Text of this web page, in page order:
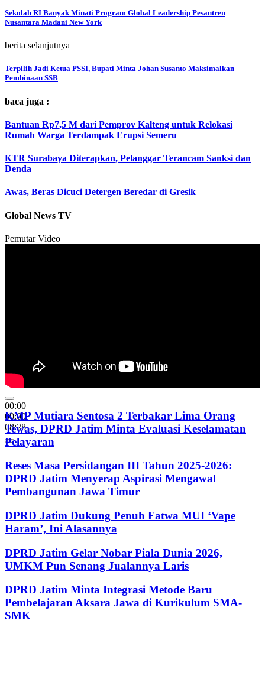
Sekolah RI Banyak Minati Program Global Leadership Pesantren
Nusantara Madani New York
berita selanjutnya
Terpilih Jadi Ketua PSSI, Bupati Minta Johan Susanto Maksimalkan
Pembinaan SSB
baca juga :
Bantuan Rp7,5 M dari Pemprov Kalteng untuk Relokasi
Rumah Warga Terdampak Erupsi Semeru
KTR Surabaya Diterapkan, Pelanggar Terancam Sanksi dan
Denda
Awas, Beras Dicuci Detergen Beredar di Gresik
Global News TV
Pemutar Video
00:00
00:00
08:28
KMP Mutiara Sentosa 2 Terbakar Lima Orang
Tewas, DPRD Jatim Minta Evaluasi Keselamatan
Pelayaran
Reses Masa Persidangan III Tahun 2025-2026:
DPRD Jatim Menyerap Aspirasi Mengawal
Pembangunan Jawa Timur
DPRD Jatim Dukung Penuh Fatwa MUI ‘Vape
Haram’, Ini Alasannya
DPRD Jatim Gelar Nobar Piala Dunia 2026,
UMKM Pun Senang Jualannya Laris
DPRD Jatim Minta Integrasi Metode Baru
Pembelajaran Aksara Jawa di Kurikulum SMA-
SMK